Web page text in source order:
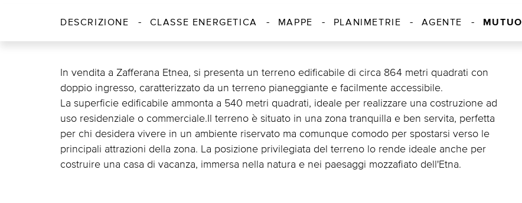
DESCRIZIONE CLASSE ENERGETICA MAPPE PLANIMETRIE AGENTE MUTUO
In vendita a Zafferana Etnea, si presenta un terreno edificabile di circa 864 metri quadrati con
doppio ingresso, caratterizzato da un terreno pianeggiante e facilmente accessibile.
La superficie edificabile ammonta a 540 metri quadrati, ideale per realizzare una costruzione ad
uso residenziale o commerciale.Il terreno è situato in una zona tranquilla e ben servita, perfetta
per chi desidera vivere in un ambiente riservato ma comunque comodo per spostarsi verso le
principali attrazioni della zona. La posizione privilegiata del terreno lo rende ideale anche per
costruire una casa di vacanza, immersa nella natura e nei paesaggi mozzafiato dell'Etna.